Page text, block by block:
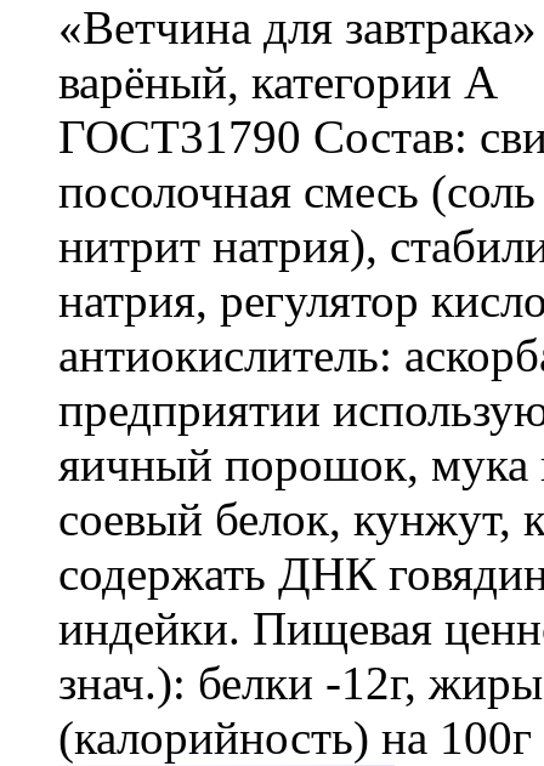
«Ветчина для
варёный, категории А
ГОСТ31790 Состав:
посолочная смесь
нитрит натрия),
натрия, регулятор
антиокислитель:
предприятии
яичный порошок, мука
соевый белок, кунжут,
содержать ДНК
индейки. Пищевая
знач.): белки -12г,
(калорийность) на